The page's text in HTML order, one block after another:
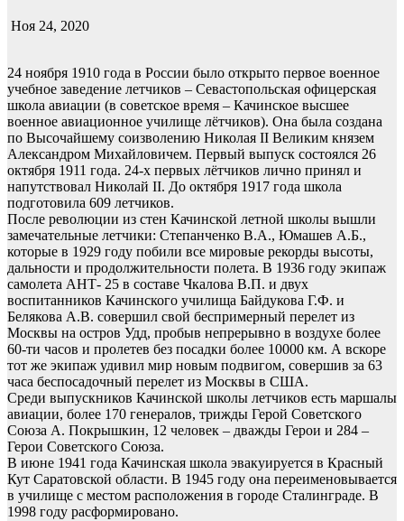
Ноя 24, 2020
24 ноября 1910 года в России было открыто первое военное
учебное заведение летчиков – Севастопольская офицерская
школа авиации (в советское время – Качинское высшее
военное авиационное училище лётчиков). Она была создана
по Высочайшему соизволению Николая II Великим князем
Александром Михайловичем. Первый выпуск состоялся 26
октября 1911 года. 24-х первых лётчиков лично принял и
напутствовал Николай II. До октября 1917 года школа
подготовила 609 летчиков.
После революции из стен Качинской летной школы вышли
замечательные летчики: Степанченко В.А., Юмашев А.Б.,
которые в 1929 году побили все мировые рекорды вы­соты,
дальности и продолжительности полета. В 1936 году экипаж
самолета АНТ- 25 в составе Чкалова В.П. и двух
воспитанников Качинского училища Байдукова Г.Ф. и
Белякова A.B. совершил свой беспримерный перелет из
Москвы на остров Удд, пробыв непрерывно в воздухе более
60-ти часов и пролетев без посадки бо­лее 10000 км. А вскоре
тот же экипаж удивил мир новым подвигом, совершив за 63
часа беспосадочный перелет из Москвы в США.
Среди выпускников Качинской школы летчиков есть маршалы
авиации, более 170 генералов, трижды Герой Советского
Союза А. Покрышкин, 12 человек – дважды Герои и 284 –
Герои Советского Союза.
В июне 1941 года Качинская школа эвакуируется в Красный
Кут Саратовской области. В 1945 году она переименовывается
в училище с местом расположения в городе Сталинграде. В
1998 году расформировано.